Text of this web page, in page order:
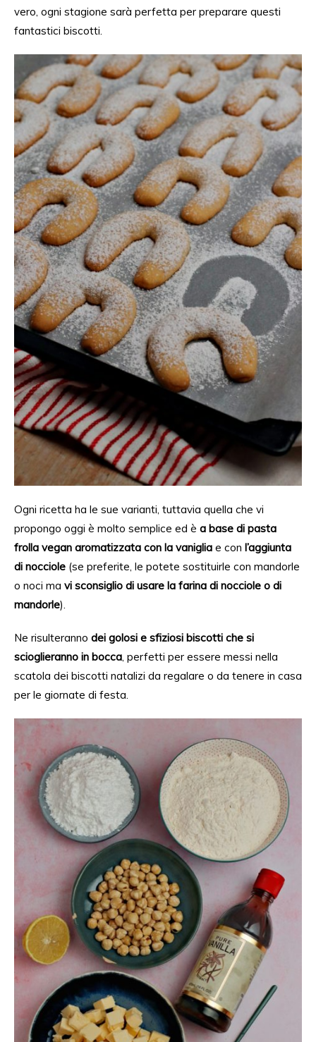
vero, ogni stagione sarà perfetta per preparare questi
fantastici biscotti.
Ogni ricetta ha le sue varianti, tuttavia quella che vi
propongo oggi è molto semplice ed è a base di pasta
frolla vegan aromatizzata con la vaniglia e con l’aggiunta
di nocciole (se preferite, le potete sostituirle con mandorle
o noci ma vi sconsiglio di usare la farina di nocciole o di
mandorle).
Ne risulteranno dei golosi e sfiziosi biscotti che si
scioglieranno in bocca, perfetti per essere messi nella
scatola dei biscotti natalizi da regalare o da tenere in casa
per le giornate di festa.